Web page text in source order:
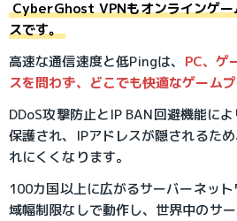
CyberGhost VPNもオンラインゲー
スです。
高速な通信速度と低Pingは、 PC、ゲ
スを問わず、どこでも快適なゲーム
DDoS攻撃防止とIP BAN回避機能に
保護され、IPアドレスが隠されるた
れにくくなります。
100カ国以上に広がるサーバーネッ
域幅制限なしで動作し、世界中のサ